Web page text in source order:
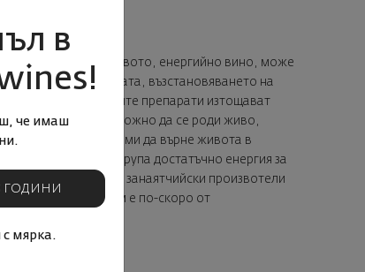
при нея е, че здравото, енергийно вино, може
на почвата, възстановяването на
и химичните препарати изтощават
почва е невъзможно да се роди живо,
се стреми да върне живота в
може да натрупа достатъчно енергия за
често от малките занаятчийски произвотели
мотивацията там е по-скоро от
в
че имаш
ГОДИНИ
с мярка.